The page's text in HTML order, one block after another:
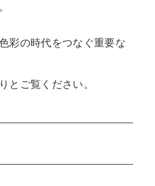
彩の時代をつなぐ重要な
とご覧ください。